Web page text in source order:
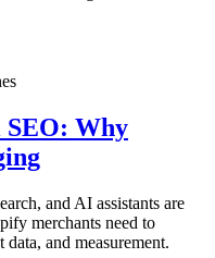
Why
and AI assistants are
merchants need to
and measurement.